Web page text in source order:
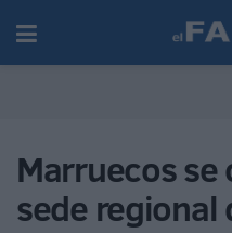
Marruecos
sede regional